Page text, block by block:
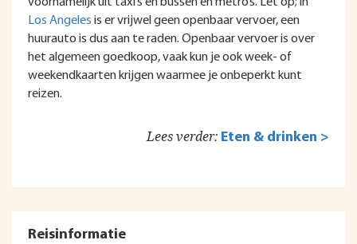
Los Angeles is er vrijwel geen openbaar vervoer, een
huurauto is dus aan te raden. Openbaar vervoer is over
het algemeen goedkoop, vaak kun je ook week- of
weekendkaarten krijgen waarmee je onbeperkt kunt
reizen.
Lees verder: Eten & drinken >
Reisinformatie